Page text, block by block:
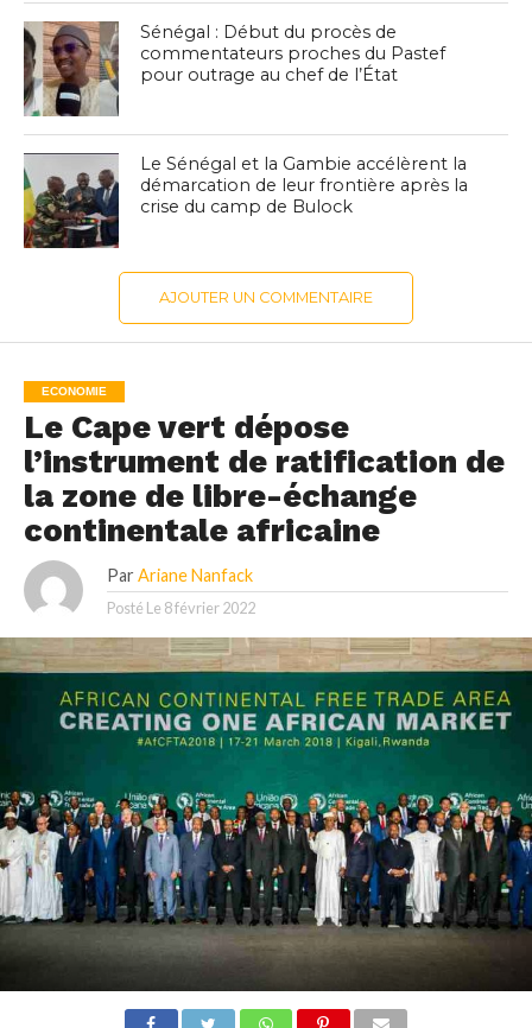
Sénégal : Début du procès de
commentateurs proches du Pastef
pour outrage au chef de l’État
Le Sénégal et la Gambie accélèrent la
démarcation de leur frontière après la
crise du camp de Bulock
AJOUTER UN COMMENTAIRE
ECONOMIE
Le Cape vert dépose
l’instrument de ratification de
la zone de libre-échange
continentale africaine
Par Ariane Nanfack
Posté Le 8 février 2022